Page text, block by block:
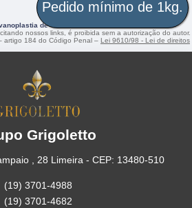
de Ouro Pará
" é de direito reservado. Sua
nossos links, é proibida sem a autorização do autor.
artigo 184 do Código Penal – Lei 9610/98 - Lei de direitos
Grigoletto
, 28 Limeira - CEP: 13480-510
(19) 3701-4988
(19) 3701-4682
Pedido mínimo de 1kg.